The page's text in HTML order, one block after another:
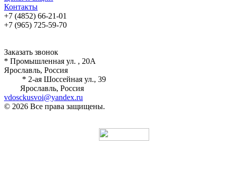
Контакты
+7 (4852) 66-21-01
+7 (965) 725-59-70
Заказать звонок
* Промышленная ул. , 20А
Ярославль, Россия
* 2-ая Шоссейная ул., 39
Ярославль, Россия
vdosckusvoi@yandex.ru
© 2026 Все права защищены.